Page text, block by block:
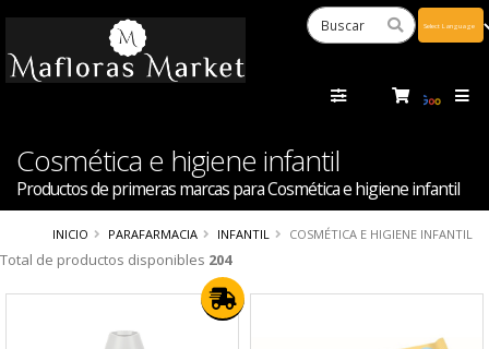
Cosmética e higiene infantil
Productos de primeras marcas para Cosmética e higiene infantil
INICIO PARAFARMACIA INFANTIL COSMÉTICA E HIGIENE INFANTIL
Total de productos disponibles 204